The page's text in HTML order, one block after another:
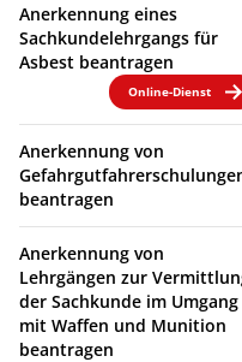
Anerkennung eines
Sachkundelehrgangs für
Asbest beantragen
Online-Dienst
Anerkennung von
beantragen
Anerkennung von
Lehrgängen zur
der Sachkunde im Umgang
mit Waffen und Munition
beantragen